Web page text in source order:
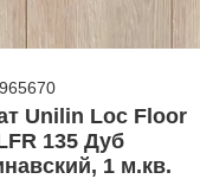
965670
Unilin Loc Floor
135 Дуб
1 м.кв.